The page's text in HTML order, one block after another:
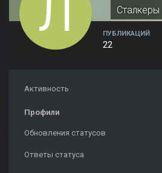
Сталкеры
ПУБЛИКАЦИЙ
22
Активность
Профили
Обновления статусов
Ответы статуса